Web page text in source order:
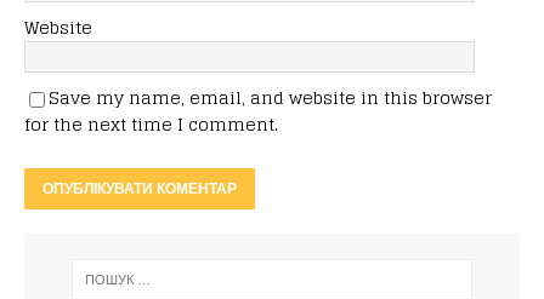
Website
Save my name, email, and website in this browser
for the next time I comment.